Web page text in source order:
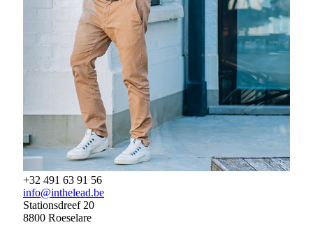
+32 491 63 91 56
info@inthelead.be
Stationsdreef 20
8800 Roeselare